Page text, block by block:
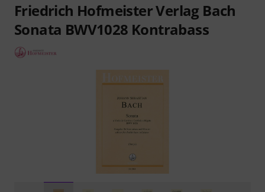
Friedrich Hofmeister Verlag Bach
Sonata BWV1028 Kontrabass